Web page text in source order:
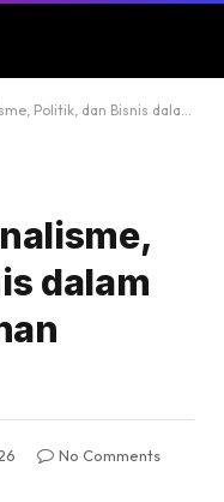
Bisnis dalam Sistem Pertahanan Negara
dalam
No Comments